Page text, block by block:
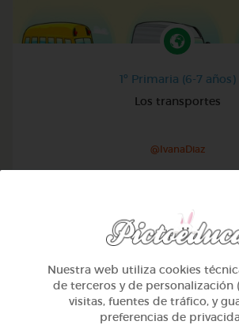
1º Primaria (6-7 años)
Los transportes
@IvanaDiaz
Nuestra web utiliza cookies
de terceros y de personalización
visitas, fuentes de tráfico, y
preferencias de